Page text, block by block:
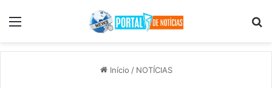
Menu
Início / NOTÍCIAS